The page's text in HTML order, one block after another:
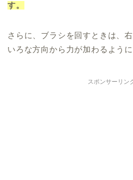
す。
さらに、ブラシを回すときは、
いろな方向から力が加わるよう
スポンサーリン